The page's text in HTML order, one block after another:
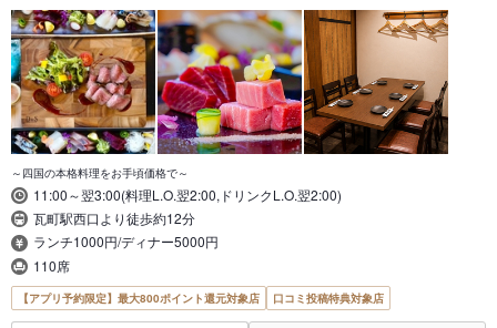
～四国の本格料理をお手頃価格で～
11:00～翌3:00(料理L.O.翌2:00,ドリンクL.O.翌2:00)
瓦町駅西口より徒歩約12分
ランチ1000円/ディナー5000円
110席
【アプリ予約限定】最大800ポイント還元対象店 口コミ投稿特典対象店